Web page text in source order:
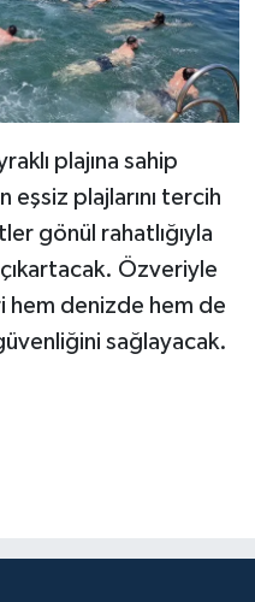
plajına sahip
eşsiz plajlarını tercih
gönül rahatlığıyla
Özveriyle
hem denizde hem de
sağlayacak.